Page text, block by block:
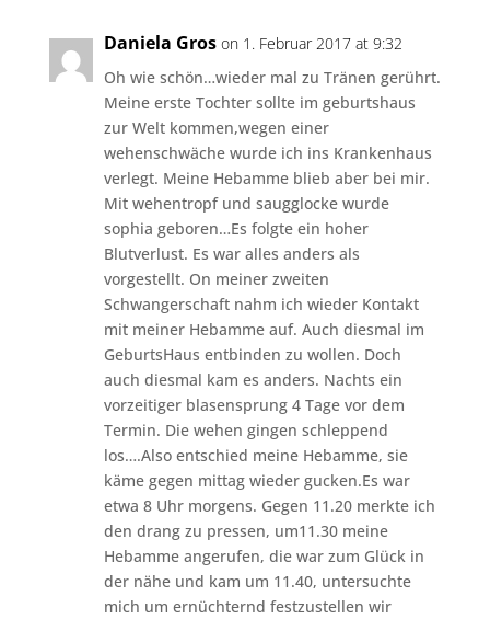
Daniela Gros on 1. Februar 2017 at 9:32
Oh wie schön…wieder mal zu Tränen gerührt.
Meine erste Tochter sollte im geburtshaus
zur Welt kommen,wegen einer
wehenschwäche wurde ich ins Krankenhaus
verlegt. Meine Hebamme blieb aber bei mir.
Mit wehentropf und saugglocke wurde
sophia geboren…Es folgte ein hoher
Blutverlust. Es war alles anders als
vorgestellt. On meiner zweiten
Schwangerschaft nahm ich wieder Kontakt
mit meiner Hebamme auf. Auch diesmal im
GeburtsHaus entbinden zu wollen. Doch
auch diesmal kam es anders. Nachts ein
vorzeitiger blasensprung 4 Tage vor dem
Termin. Die wehen gingen schleppend
los….Also entschied meine Hebamme, sie
käme gegen mittag wieder gucken.Es war
etwa 8 Uhr morgens. Gegen 11.20 merkte ich
den drang zu pressen, um11.30 meine
Hebamme angerufen, die war zum Glück in
der nähe und kam um 11.40, untersuchte
mich um ernüchternd festzustellen wir